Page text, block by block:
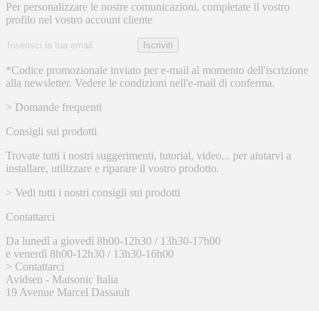
Per personalizzare le nostre comunicazioni, completate il vostro
profilo nel vostro account cliente
Indirizzo
Iscriviti
*Codice promozionale inviato per e-mail al momento dell'iscrizione
alla newsletter. Vedere le condizioni nell'e-mail di conferma.
> Domande frequenti
Consigli sui prodotti
Trovate tutti i nostri suggerimenti, tutorial, video... per aiutarvi a
installare, utilizzare e riparare il vostro prodotto.
> Vedi tutti i nostri consigli sui prodotti
Contattarci
Da lunedì a giovedì 8h00-12h30 / 13h30-17h00
e venerdì 8h00-12h30 / 13h30-16h00
> Contattarci
Avidsen - Maisonic Italia
19 Avenue Marcel Dassault